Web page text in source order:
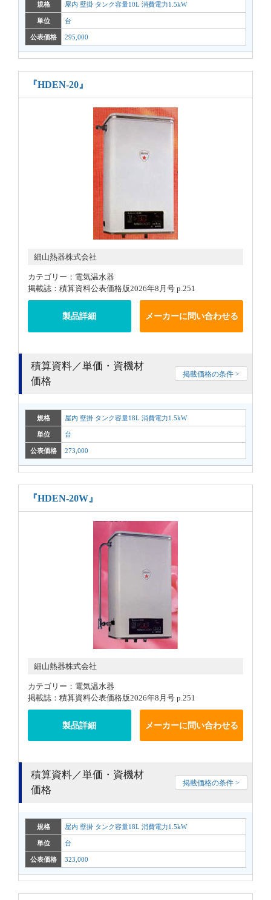
規格 屋内 壁掛 タンク容量10L 消費電力1.5kW
単位 台
公表価格 295,000
『HDEN-20』
細山熱器株式会社
カテゴリー：電気温水器
掲載誌：積算資料公表価格版2026年8月号 p.251
製品詳細 メーカーに問い合わせる
積算資料／単価・資機材
価格
掲載価格の条件 >
規格 屋内 壁掛 タンク容量18L 消費電力1.5kW
単位 台
公表価格 273,000
『HDEN-20W』
細山熱器株式会社
カテゴリー：電気温水器
掲載誌：積算資料公表価格版2026年8月号 p.251
製品詳細 メーカーに問い合わせる
積算資料／単価・資機材
価格
掲載価格の条件 >
規格 屋内 壁掛 タンク容量18L 消費電力1.5kW
単位 台
公表価格 323,000